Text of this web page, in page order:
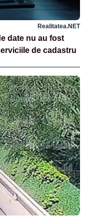
Realitatea.NET
date nu au fost
de cadastru